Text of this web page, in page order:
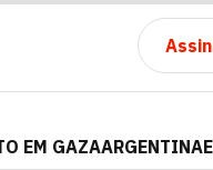
EM GAZAARGENTINA